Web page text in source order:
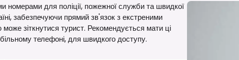
номерами для поліції, пожежної служби та швидкої
забезпечуючи прямий зв'язок з екстреними
зіткнутися турист. Рекомендується мати ці
телефоні, для швидкого доступу.